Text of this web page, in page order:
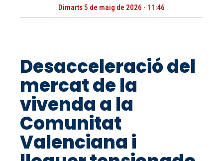
Dimarts 5 de maig de 2026 - 11:46
Desacceleració del
mercat de la
vivenda a la
Comunitat
Valenciana i